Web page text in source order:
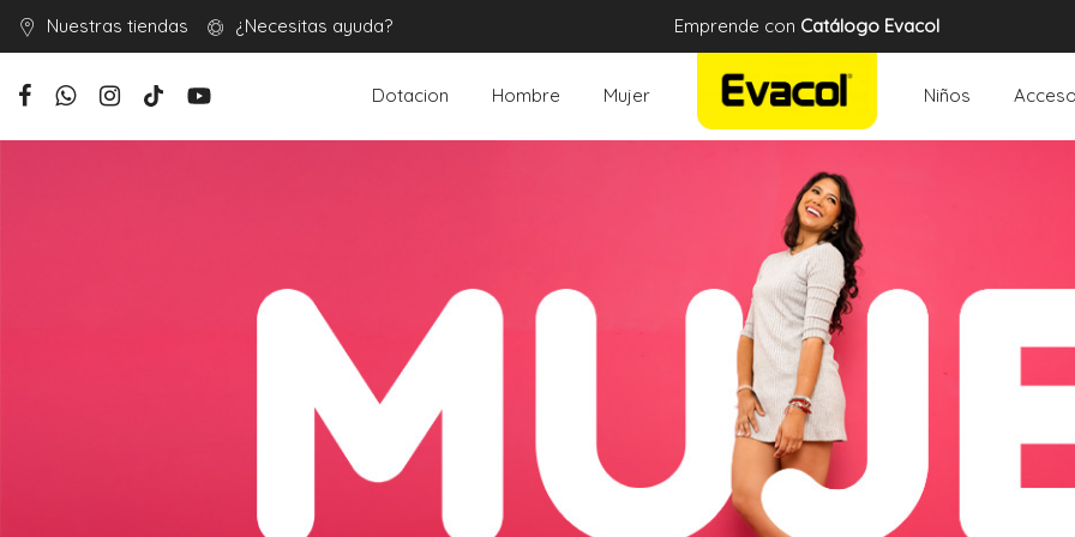
Nuestras tiendas ¿Necesitas ayuda? Emprende con Catálogo Evacol
Dotacion Hombre Mujer Niños